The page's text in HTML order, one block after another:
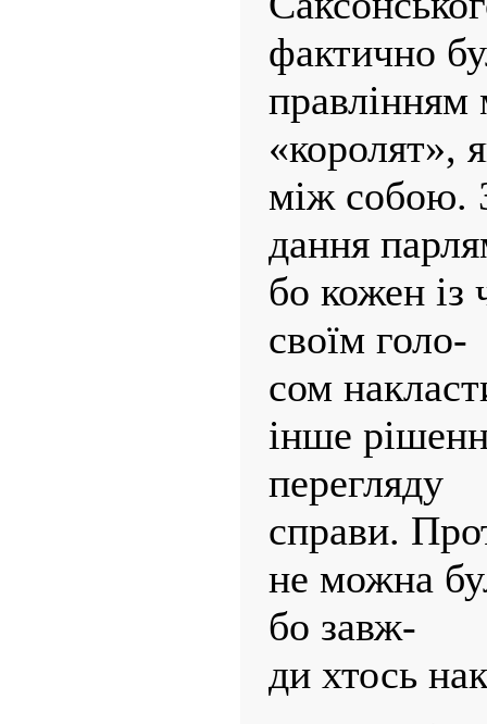
фактично
правлінням
«королят»,
між собою.
дання
бо кожен із
своїм голо-
сом
інше
перегляду
справи.
не можна
бо завж-
ди хтось